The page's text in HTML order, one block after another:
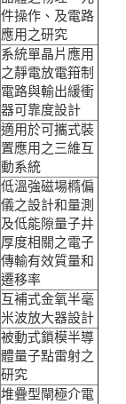
件操作、及電路
應用之研究
系統單晶片應用
之靜電放電箝制
電路與輸出緩衝
器可靠度設計
適用於可攜式裝
置應用之三維互
動系統
低溫強磁場橢偏
儀之設計和量測
及低能隙量子井
厚度相關之電子
傳輸有效質量和
遷移率
互補式金氧半毫
米波放大器設計
被動式鎖模半導
體量子點雷射之
研究
堆疊型閘極介電